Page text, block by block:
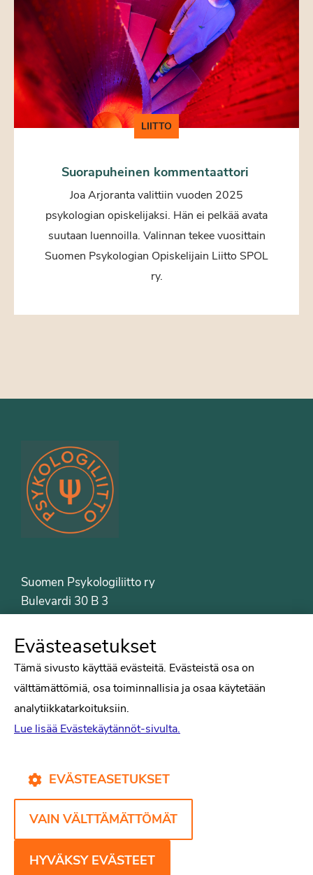
LIITTO
Suorapuheinen kommentaattori
Joa Arjoranta valittiin vuoden 2025
psykologian opiskelijaksi. Hän ei pelkää avata
suutaan luennoilla. Valinnan tekee vuosittain
Suomen Psykologian Opiskelijain Liitto SPOL
ry.
Suomen Psykologiliitto ry
Bulevardi 30 B 3
Puh. 09-6122 9122
Psykologiliiton sivut
Tiede
Puheenvuorot
Kirjat
Yhteystiedot
Evästekäytännöt
Evästeasetukset
Tämä sivusto käyttää evästeitä. Evästeistä osa on
välttämättömiä, osa toiminnallisia ja osaa käytetään
analytiikkatarkoituksiin.
Lue lisää Evästekäytännöt-sivulta.
EVÄSTEASETUKSET
VAIN VÄLTTÄMÄTTÖMÄT
HYVÄKSY EVÄSTEET